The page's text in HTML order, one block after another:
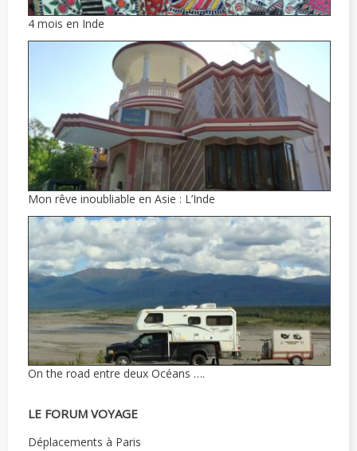
4 mois en Inde
Mon rêve inoubliable en Asie : L’Inde
On the road entre deux Océans ….
LE FORUM VOYAGE
Déplacements à Paris